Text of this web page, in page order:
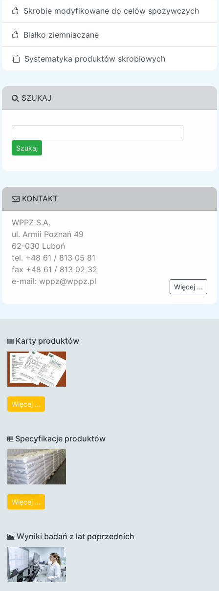
Skrobie modyfikowane do celów spożywczych
Białko ziemniaczane
Systematyka produktów skrobiowych
SZUKAJ
KONTAKT
WPPZ S.A.
ul. Armii Poznań 49
62-030 Luboń
tel. +48 61 / 813 05 81
fax +48 61 / 813 02 32
e-mail: wppz@wppz.pl
Więcej ...
Karty produktów
Więcej ...
Specyfikacje produktów
Więcej ...
Wyniki badań z lat poprzednich